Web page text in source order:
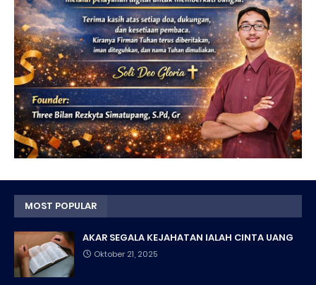
MOST POPULAR
AKAR SEGALA KEJAHATAN IALAH CINTA UANG
Oktober 21, 2025